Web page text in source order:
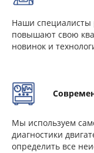
Наши специалисты
повышают свою
новинок и
Мы используем
диагностики
определить все